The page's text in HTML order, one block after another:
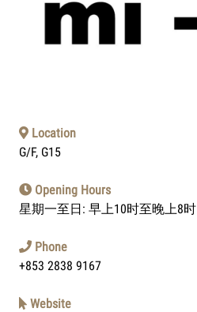
Location
G/F, G15
Opening Hours
星期一至日: 早上10时至晚上8时
Phone
+853 2838 9167
Website